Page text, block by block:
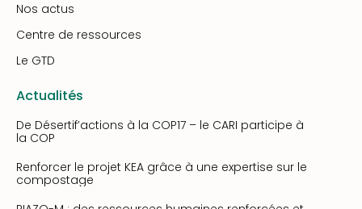
Nos actus
Centre de ressources
Le GTD
Actualités
De Désertif’actions à la COP17 – le CARI participe à
la COP
Renforcer le projet KEA grâce à une expertise sur le
compostage